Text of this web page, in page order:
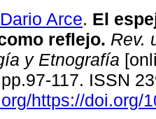
Arce. El
reflejo. Rev.
y Etnografía
117. ISSN
https://doi.org/